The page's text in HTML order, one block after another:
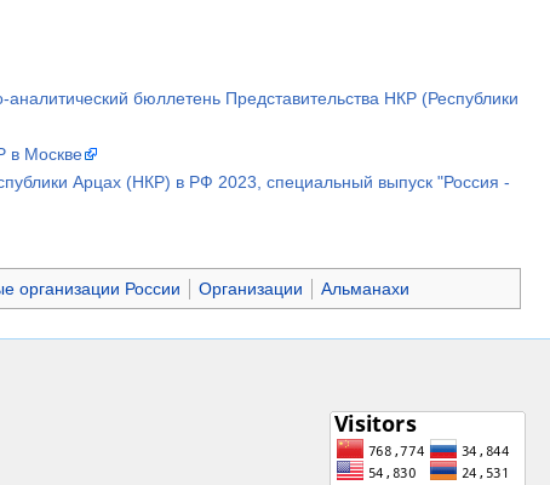
бюллетень Представительства НКР (Республики
в Москве
Арцах (НКР) в РФ 2023, специальный выпуск "Россия -
организации России Организации Альманахи